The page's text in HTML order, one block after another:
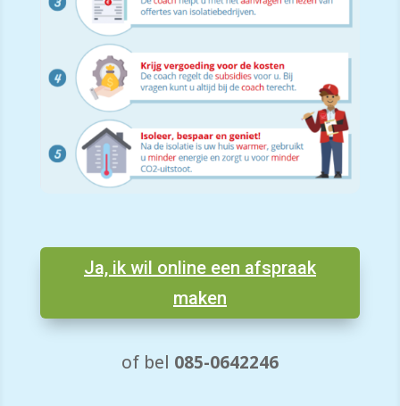
Ja, ik wil online een afspraak
maken
of bel 085-0642246